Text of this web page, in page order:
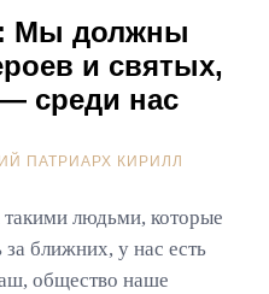
Мы должны
и святых,
среди нас
ПАТРИАРХ КИРИЛЛ
людьми, которые
ближних, у нас есть
общество наше